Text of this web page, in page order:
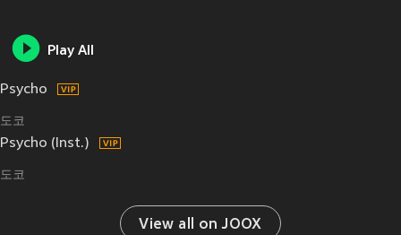
Play All
Psycho
도코
Psycho (Inst.)
도코
View all on JOOX